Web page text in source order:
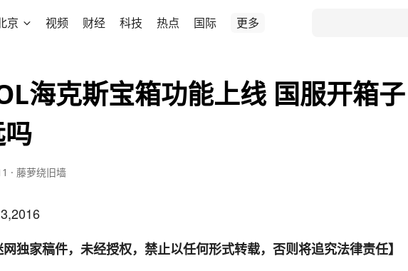
京 视频 财经 科技 热点 国际 更多
海克斯宝箱功能上线 国服开箱子
· 藤萝绕旧墙
网独家稿件，未经授权，禁止以任何形式转载，否则将追究法律责任】